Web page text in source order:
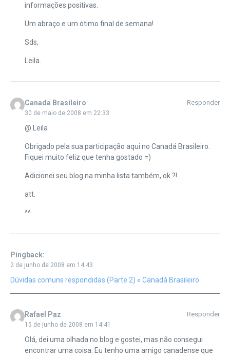
informações positivas.
Um abraço e um ótimo final de semana!
Sds,
Leila.
Canada Brasileiro
30 de maio de 2008 em 22:33
Responder
@ Leila
Obrigado pela sua participação aqui no Canadá Brasileiro.
Fiquei muito feliz que tenha gostado =)
Adicionei seu blog na minha lista também, ok ?!
att.
^^
Pingback:
2 de junho de 2008 em 14:43
Dúvidas comuns respondidas (Parte 2) « Canadá Brasileiro
Rafael Paz
15 de junho de 2008 em 14:41
Responder
Olá, dei uma olhada no blog e gostei, mas não consegui
encontrar uma coisa: Eu tenho uma amigo canadense que